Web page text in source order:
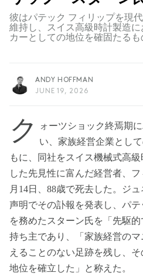
彼はパテック フィリップを現
維持し、スイス高級時計製造
カーとしての地位を確固たるも
ANDY HOFFMAN
JUNE 19, 2026
ク
ォーツショック終焉期
い、家族経営企業とし
もに、同社をスイス機械式高
した先見性に富んだ経営者、
月14日、88歳で死去した。ジ
声明でその訃報を発表し、パ
を務めたスターン氏を「先駆
持ち主であり、「家族経営の
えることのない足跡を残し、
地位を確立した」と称えた。